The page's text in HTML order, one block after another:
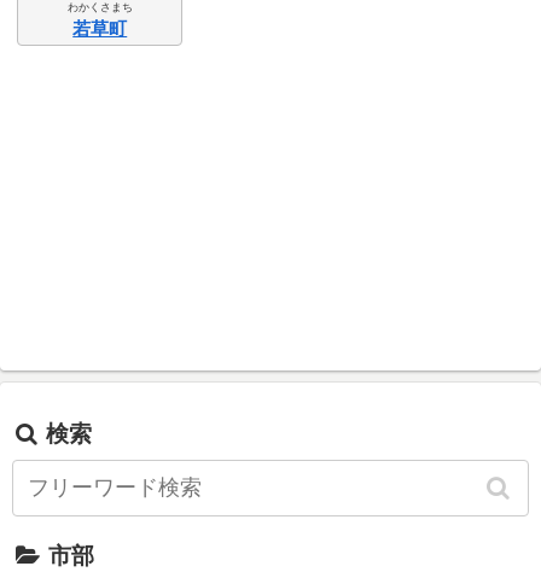
わかくさまち
若草町
検索
市部